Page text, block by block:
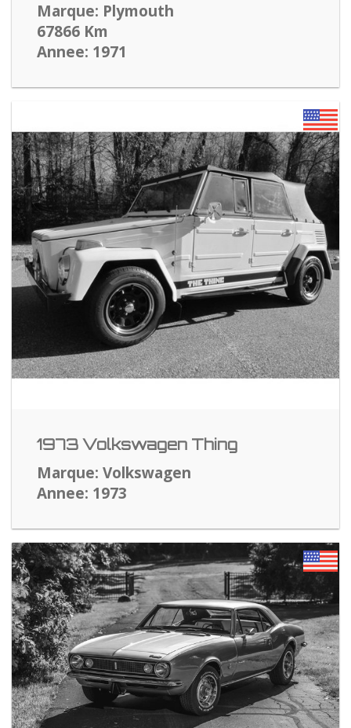
Marque: Plymouth
67866 Km
Annee: 1971
1973 Volkswagen Thing
Marque: Volkswagen
Annee: 1973